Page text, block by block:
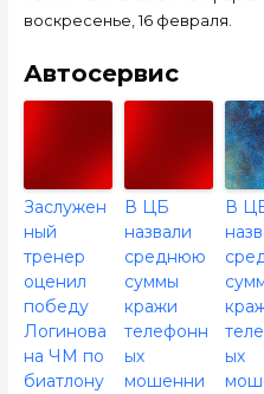
воскресенье, 16 февраля.
Автосервис
Заслужен
ный
тренер
оценил
победу
Логинова
на ЧМ по
биатлону
В ЦБ
назвали
среднюю
суммы
кражи
телефонн
ых
мошенни
В
ых